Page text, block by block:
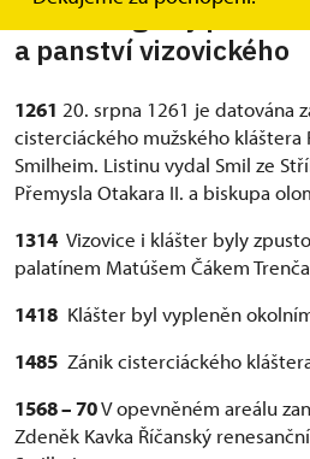
Chronologický
a panství vizovického
1261 20. srpna 1261 je datována
cisterciáckého mužského kláštera
Smilheim. Listinu vydal Smil ze
Přemysla Otakara II. a biskupa
1314 Vizovice i klášter byly
palatínem Matúšem Čákem
1418 Klášter byl vypleněn
1485 Zánik cisterciáckého
1568 – 70V opevněném areálu
Zdeněk Kavka Říčanský